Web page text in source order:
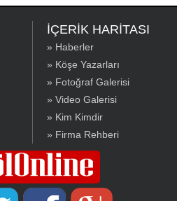
İÇERİK HARİTASI
» Haberler
» Köşe Yazarları
» Fotoğraf Galerisi
» Video Galerisi
» Kim Kimdir
» Firma Rehberi